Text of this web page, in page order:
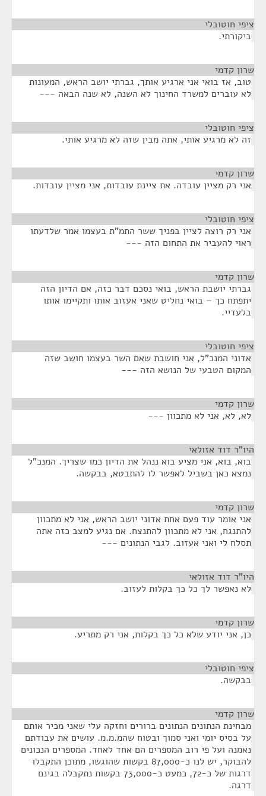
ציפי חוטובלי
ביקורתי.
שרון קדמי
טוב, אז בואי אני ארגיע אותך, גברתי יושב הראש, המעונות
לא עוברים למשרד החינוך לא השנה, לא שנה הבאה ---
ציפי חוטובלי
זה לא מרגיע אותי, אתה מבין שזה לא מרגיע אותי.
שרון קדמי
אני רק מציין עובדה. את ציינת עובדות, אני מציין עובדות.
ציפי חוטובלי
אני רק רוצה לציין בפניך ששר התמ"ת בעצמו אמר שלדעתו
ראוי להעביר את התחום הזה ---
שרון קדמי
גברתי יושבת הראש, בואי נסכם דבר כזה, אם הדיון הזה
יתפתח כך – בואי נחליט שאני אעזוב אותו ותקיימו אותו
בלעדיי.
ציפי חוטובלי
אדוני המנכ"ל, אני חושבת שאם השר בעצמו חושב שזה
המקום הטבעי של הנושא הזה ---
שרון קדמי
לא, לא, אני לא מתכוון ---
היו"ר דוד אזולאי
בוא, בוא, אני מציע בוא ננהל את הדיון כמו שצריך. המנכ"ל
נמצא כאן בשביל לאפשר לו להתבטא, בבקשה.
שרון קדמי
אני אומר עוד פעם אחת אדוני יושב הראש, אני לא מתכוון
להתנגח, אני לא מתכוון להתנצח. אם נגיע למצב כזה אתה
תסלח לי ואני אעזוב. לגבי הנתונים ---
היו"ר דוד אזולאי
לא נאפשר לך כל כך בקלות לעזוב.
שרון קדמי
כן, אני יודע שלא כל כך בקלות, אני רק מתריע.
ציפי חוטובלי
בבקשה.
שרון קדמי
מבחינת הנתונים הנתונים ברורים וחזקה עלי שאני מכיר אותם
על בסיס יומי ואני סמוך ובטוח שהמ.מ.מ. עושים את עבודתם
נאמנה ועל פי רוב המספרים הם אחד לאחד. המספרים הנכונים
להבוקר, יש לנו כ-87,000 בקשות שהוגשו, מתוכן התקבלו
דרגות של כ-72, כמעט כ-73,000 בקשות נתקבלה בגינם
דרגה.